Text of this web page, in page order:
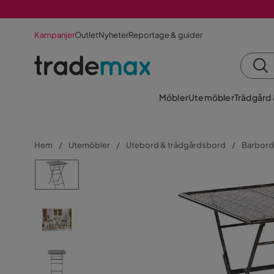
KampanjerOutletNyheterReportage & guider
MöblerUtemöblerTrädgård
Hem Utemöbler Utebord & trädgårdsbord